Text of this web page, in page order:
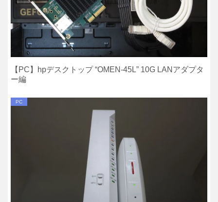
【PC】hpデスクトップ “OMEN-45L” 10G LANアダプタ
ー編
PC